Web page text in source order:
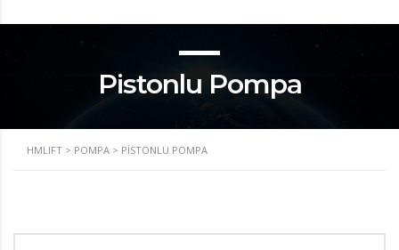
Pistonlu Pompa
HMLIFT > POMPA > PISTONLU POMPA